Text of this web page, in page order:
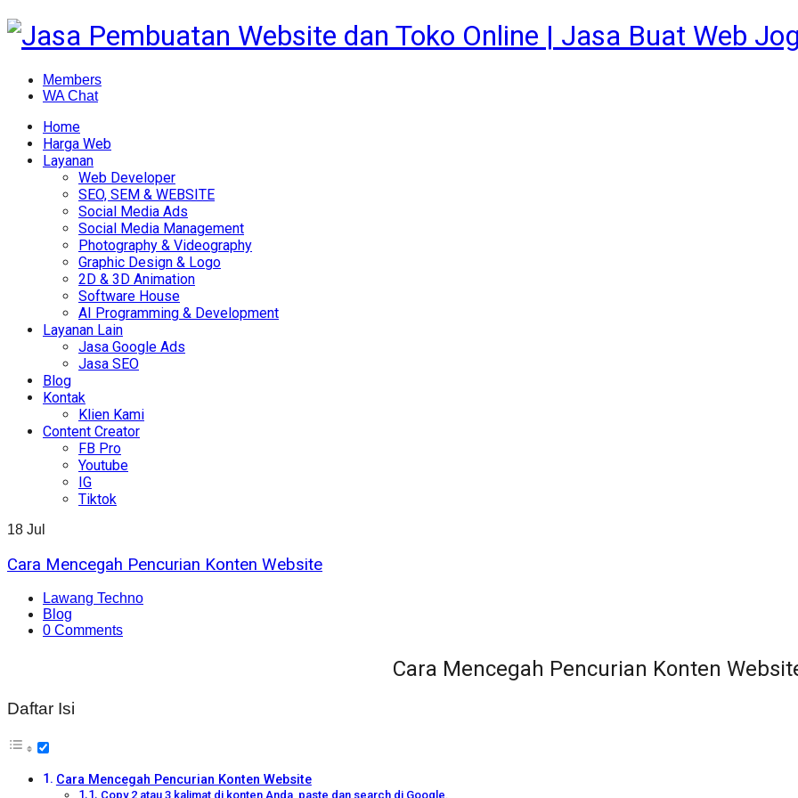
Members
WA Chat
Home
Harga Web
Layanan
Web Developer
SEO, SEM & WEBSITE
Social Media Ads
Social Media Management
Photography & Videography
Graphic Design & Logo
2D & 3D Animation
Software House
AI Programming & Development
Layanan Lain
Jasa Google Ads
Jasa SEO
Blog
Kontak
Klien Kami
Content Creator
FB Pro
Youtube
IG
Tiktok
18 Jul
Cara Mencegah Pencurian Konten Website
Lawang Techno
Blog
0 Comments
Cara Mencegah Pencurian Konten
Daftar Isi
Cara Mencegah Pencurian Konten Website
Copy 2 atau 3 kalimat di konten Anda, paste dan search di Google.